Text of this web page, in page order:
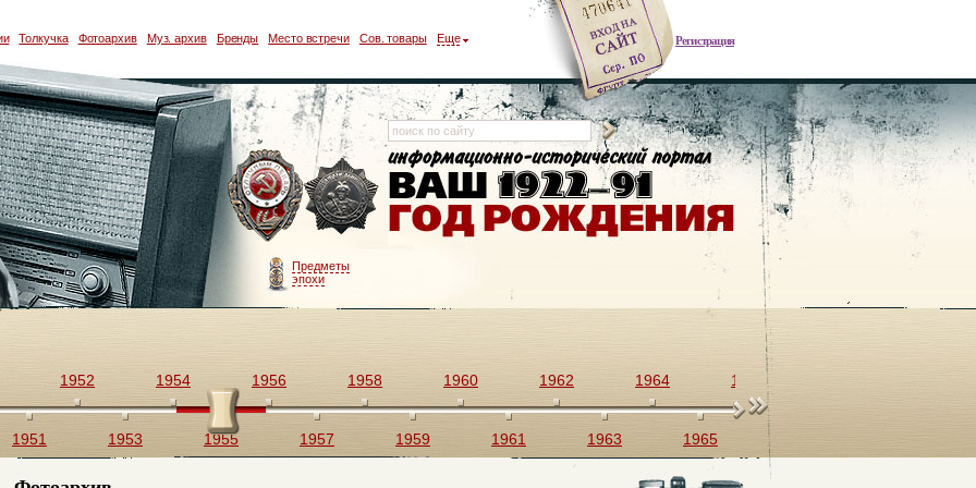
Регистрация
Толкучка Фотоархив Муз. архив Бренды Место встречи Сов. товары Еще
Предметы
эпохи
1951
1952
1953
1954
1955
1956
1957
1958
1959
1960
1961
1962
1963
1964
1965
1966